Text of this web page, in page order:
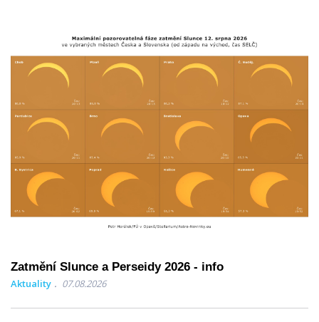
Zatmění Slunce a Perseidy 2026 - info
Aktuality 07.08.2026